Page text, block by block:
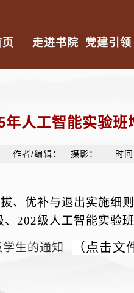
页 走进书院 党建引领
年人工智能实验班
作者/编辑： 摄影： 时间
、优补与退出实施细
、 202级人工智能实验
生的通知 （点击文